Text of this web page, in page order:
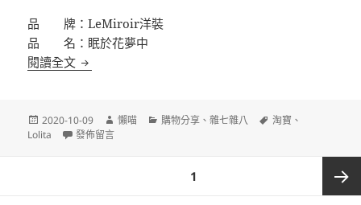
品 牌：LeMiroir洋裝
品 名：眠於花夢中
閱讀全文 [淘寶Lolita]LeMiroir洋裝 眠於花夢中 粉紫色SK
發
佈
2020-10-09
作
懶喵
分
購物分享 、雜七雜八
標
淘寶 、
Lolita
在〈[淘寶Lolita]LeMiroir洋裝 眠於花夢中 粉紫色SK〉
發佈留言
1